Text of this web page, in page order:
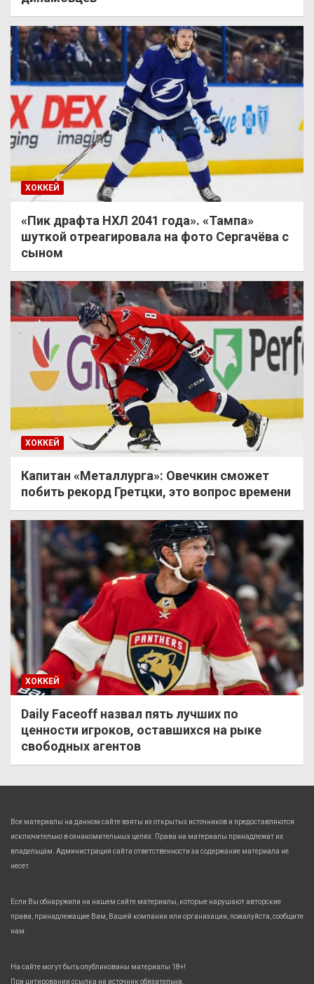
ХОККЕЙ
«Пик драфта НХЛ 2041 года». «Тампа»
шуткой отреагировала на фото Сергачёва с
сыном
ХОККЕЙ
Капитан «Металлурга»: Овечкин сможет
побить рекорд Гретцки, это вопрос времени
ХОККЕЙ
Daily Faceoff назвал пять лучших по
ценности игроков, оставшихся на рыке
свободных агентов
Все материалы на данном сайте взяты из открытых источников и предоставляются
исключительно в ознакомительных целях. Права на материалы принадлежат их
владельцам. Администрация сайта ответственности за содержание материала не
несет.
Если Вы обнаружили на нашем сайте материалы, которые нарушают авторские
права, принадлежащие Вам, Вашей компании или организации, пожалуйста, сообщите
нам.
На сайте могут быть опубликованы материалы 18+!
При цитировании ссылка на источник обязательна.